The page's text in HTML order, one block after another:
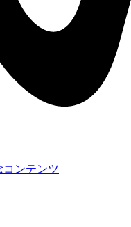
コンテンツ